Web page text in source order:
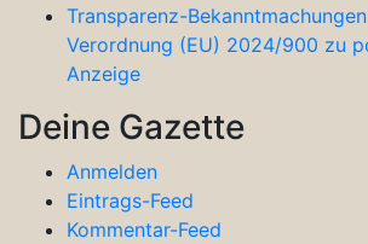
Transparenz-
Verordnung (EU) 2024/900 zu
Anzeige
Deine Gazette
Anmelden
Eintrags-Feed
Kommentar-Feed